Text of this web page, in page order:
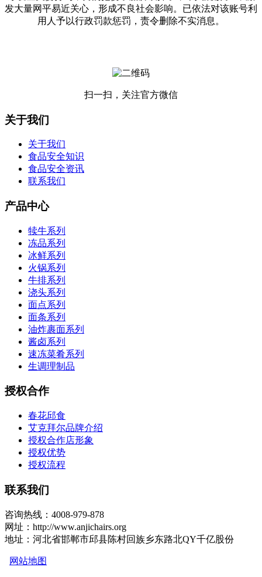
发大量网平易近关心，形成不良社会影响。已依法对该账号利
用人予以行政罚款惩罚，责令删除不实消息。
扫一扫，关注官方微信
关于我们
关于我们
食品安全知识
食品安全资讯
联系我们
产品中心
犊牛系列
冻品系列
冰鲜系列
火锅系列
牛排系列
浇头系列
面点系列
面条系列
油炸裹面系列
酱卤系列
速冻菜肴系列
生调理制品
授权合作
春花邱食
艾克拜尔品牌介绍
授权合作店形象
授权优势
授权流程
联系我们
咨询热线：4008-979-878
网址：http://www.anjichairs.org
地址：河北省邯郸市邱县陈村回族乡东路北QY千亿股份
网站地图